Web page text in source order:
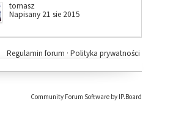
tomasz
Napisany 21 sie 2015
Polityka prywatności
Regulamin forum ·
Community Forum Software by IP.Board